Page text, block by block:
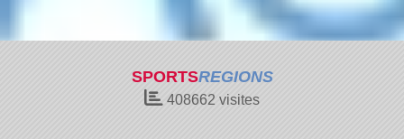
SPORTSREGIONS
408662 visites